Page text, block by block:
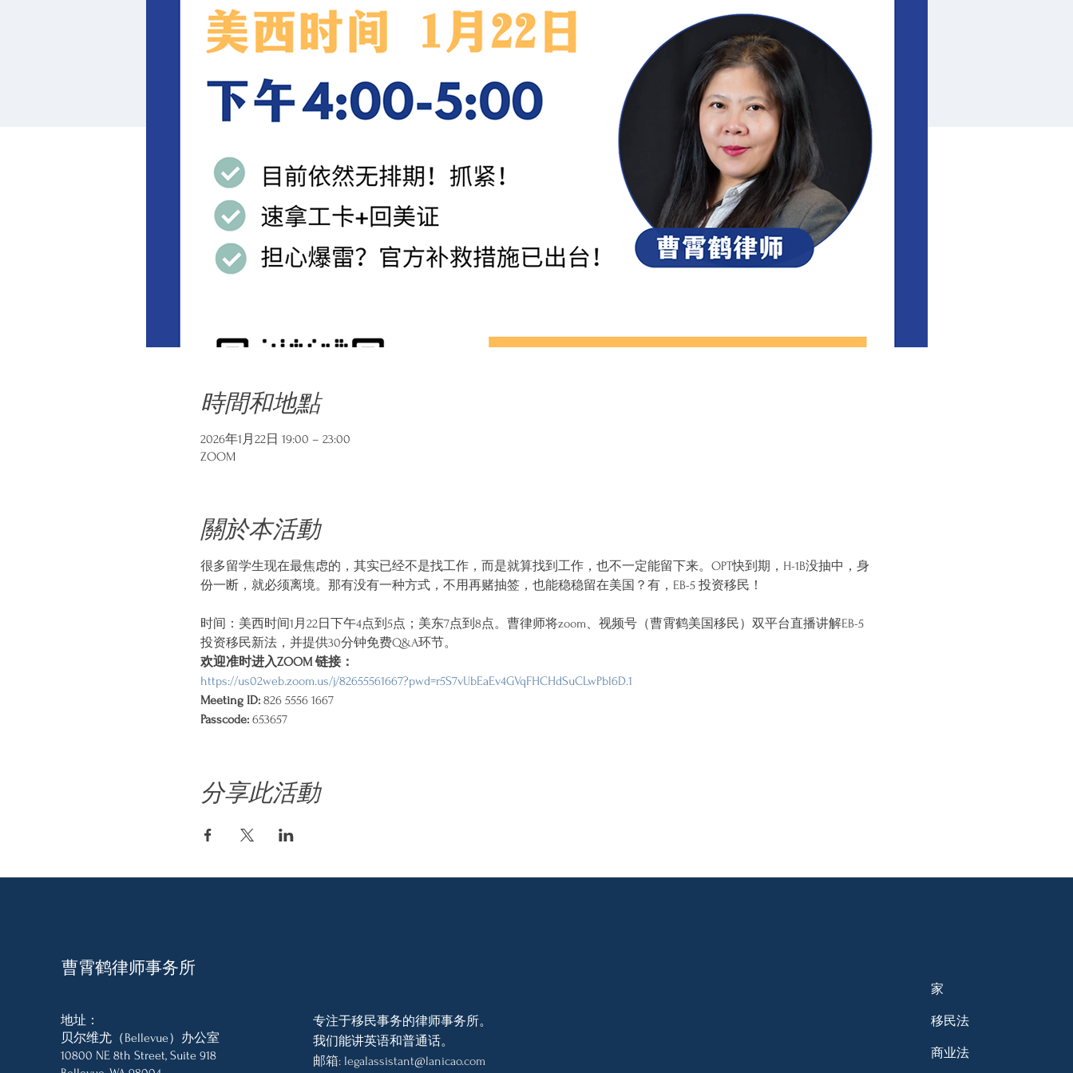
時間和地點
2026年1月22日 19:00 – 23:00
ZOOM
關於本活動
很多留学生现在最焦虑的，其实已经不是找工作，而是就算找到工作，也不一定能留下来。OPT快到期，H-1B没抽中，身
份一断，就必须离境。那有没有一种方式，不用再赌抽签，也能稳稳留在美国？有，EB-5 投资移民！
时间：美西时间1月22日下午4点到5点；美东7点到8点。曹律师将zoom、视频号（曹霄鹤美国移民）双平台直播讲解EB-5
投资移民新法，并提供30分钟免费Q&A环节。
欢迎准时进入ZOOM 链接：
https://us02web.zoom.us/j/82655561667?pwd=r5S7vUbEaEv4GVqFHCHdSuCLwPbl6D.1
Meeting ID: 826 5556 1667
Passcode: 653657
分享此活動
曹霄鹤律师事务所
地址：
贝尔维尤（Bellevue）办公室
10800 NE 8th Street, Suite 918
专注于移民事务的律师事务所。
我们能讲英语和普通话。
邮箱: legalassistant@lanicao.com
家
移民法
商业法